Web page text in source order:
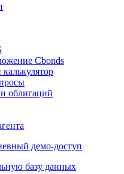
Cbonds
облигаций
демо-доступ
базу данных